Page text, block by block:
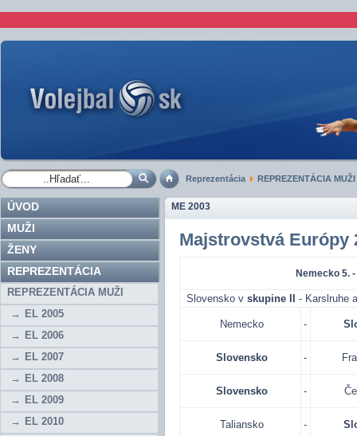
Reprezentácia REPREZENTÁCIA MUŽI
ÚVOD
MUŽI
ŽENY
REPREZENTÁCIA
REPREZENTÁCIA MUŽI
EL 2005
EL 2006
EL 2007
EL 2008
EL 2009
EL 2010
ME 2003
Majstrovstvá Európy
Nemecko 5.
Slovensko v skupine II -
Nemecko -
Slovensko -
Slovensko -
Taliansko -